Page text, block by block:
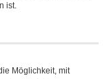
ist.
Möglichkeit, mit